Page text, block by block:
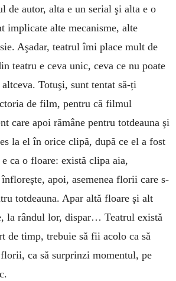
de autor, alta e un serial şi alta e o
implicate alte mecanisme, alte
Aşadar, teatrul îmi place mult de
teatru e ceva unic, ceva ce nu poate
Totuşi, sunt tentat să-ți
de film, pentru că filmul
care apoi rămâne pentru totdeauna şi
la el în orice clipă, după ce el a fost
ca o floare: există clipa aia,
apoi, asemenea florii care s-
totdeauna. Apar altă floare şi alt
la rândul lor, dispar… Teatrul există
de timp, trebuie să fii acolo ca să
ca să surprinzi momentul, pe